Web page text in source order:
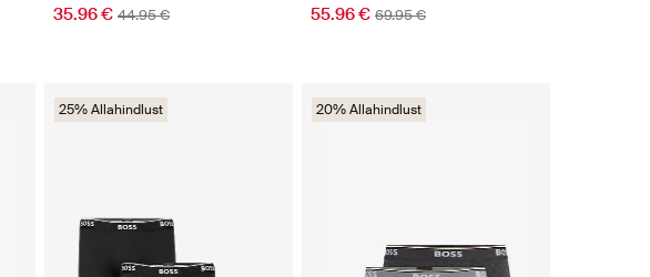
35.96 € 44.95 € 55.96 € 69.95 €
25% Allahindlust 20% Allahindlust